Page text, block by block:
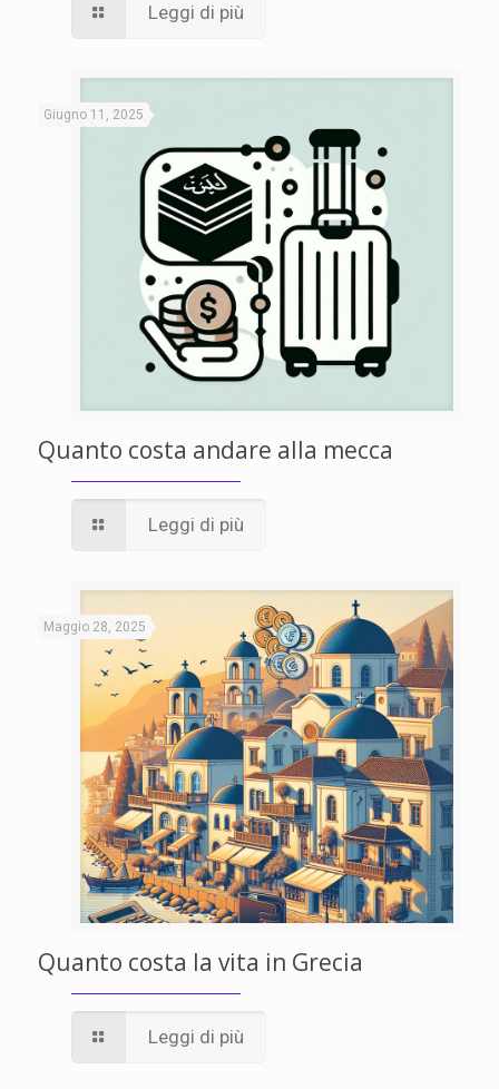
Leggi di più
Giugno 11, 2025
Quanto costa andare alla mecca
Leggi di più
Maggio 28, 2025
Quanto costa la vita in Grecia
Leggi di più